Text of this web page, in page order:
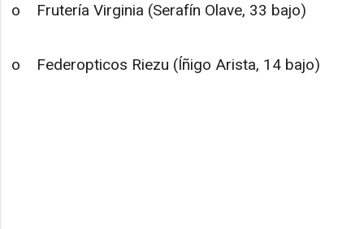
o Frutería Virginia (Serafín Olave, 33 bajo)
o Federopticos Riezu (Íñigo Arista, 14 bajo)